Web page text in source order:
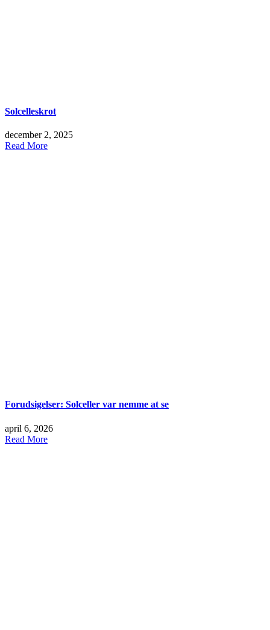
Solcelleskrot
december 2, 2025
Read More
Forudsigelser: Solceller var nemme at se
april 6, 2026
Read More